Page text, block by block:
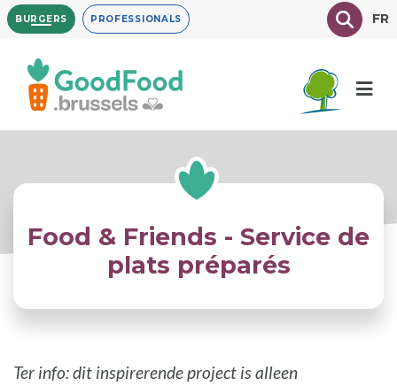
Overslaan
en
inhoud
gaan
BURGERS PROFESSIONALS TexteFR
Food & Friends - Service de
plats préparés
Ter info: dit inspirerende project is alleen